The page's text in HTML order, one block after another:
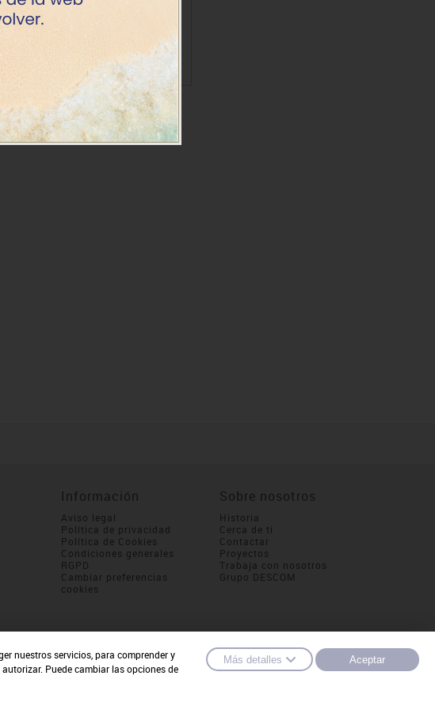
Precio
10.61€
Información
Aviso legal
Política de privacidad
Política de Cookies
Condiciones generales
RGPD
Cambiar preferencias
cookies
Sobre nosotros
Historia
Cerca de ti
Contactar
Proyectos
Trabaja con nosotros
Grupo DESCOM
nuestros servicios, para comprender y
Puede cambiar las opciones de
Más detalles Aceptar